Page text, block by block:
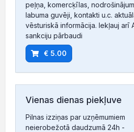
peļņa, komercķīlas,
labuma guvēji, kontakti u.c.
vēsturiskā informācija. Iekļauj arī
sankciju pārbaudi
€ 5.00
Vienas dienas piekļuve
Pilnas izziņas par uzņēmumiem
neierobežotā daudzumā 24h -